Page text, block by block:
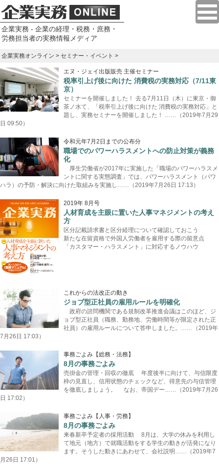
企業実務 - 企業の経理・税務・庶務・
労務担当者の実務情報メディア
企業実務オンライン > セミナー・イベント >
エヌ・ジェイ出版販売 主催セミナー
税率引上げ後に向けた 消費税の実務対応（7/11東
京）
セミナーを開催しました！ 去る7月11日（木）に東京・御
茶ノ水て、「税率引上げ後に向けた 消費税の実務対応」と
題し、実務セミナーを開催しました！ ……（2019年7月29
日 09:50）
令和元年7月2日までの公布分
職場でのパワーハラスメントへの防止対策が義務
化
厚生労働省が2017年に実施した「職場のパワーハラスメ
ントに関する実態調査」では、パワーハラスメント（パワ
ハラ）の予防・解決に向けた取組みを実施し……（2019年7月26日 17:13）
2019年 8月号
人材育成を主眼に置いた人事マネジメントの考え
方
区分記載請求書と区分経理について確認しておこう
新たな在留資格で外国人労働者を雇用する際の留意点
「カスタマー・ハラスメント」に対応するノウハウ
これからの法改正の動き
ジョブ型正社員の雇用ルールを明確化
政府の諮問機関である規制改革推進会議はこのほど、ジ
ョブ型正社員（職務、勤務地、労働時間等が限定された正
社員）の雇用ルールについて答申しました。……（2019年
7月26日 17:03）
事務ごよみ【総務・法務】
8月の事務ごよみ
売掛金の管理・回収の徹底 年度後半に向けて、与信限度
枠の見直し、信用状態のチェックなど、得意先の与信管理
を徹底しましょう。 なお、帝国デー……（2019年7月26
日 17:02）
事務ごよみ【人事・労務】
8月の事務ごよみ
来春新卒予定者の採用活動 8月は、大学の休みを利用し
て地元（地方）で就職活動をする学生の動きが活発になり
ます。そうした動きにあわせて、会社説明……（2019年7
月26日 17:01）